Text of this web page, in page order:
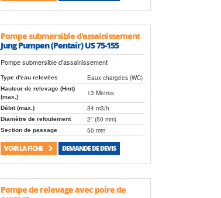
Pompe submersible d'assainissement
Jung Pumpen (Pentair) US 75-155
Pompe submersible d'assainissement
Type d'eau relevées Eaux chargées (WC)
Hauteur de relevage (Hmt)
(max.)
13 Mètres
Débit (max.) 34 m3/h
Diamètre de refoulement 2" (50 mm)
Section de passage 50 mm
VOIR LA FICHE DEMANDE DE DEVIS
Pompe de relevage avec poire de